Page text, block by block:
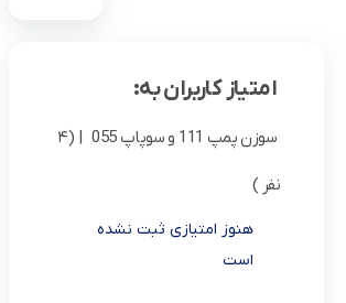
امتیاز کاربران به:
سوزن پمپ 111 و سوپاپ 055 | (4
نفر )
هنوز امتیازی ثبت نشده
است